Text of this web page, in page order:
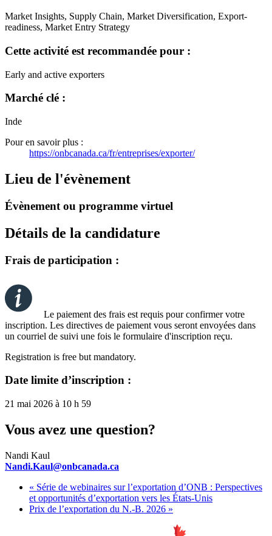
Market Insights, Supply Chain, Market Diversification, Export-
readiness, Market Entry Strategy
Cette activité est recommandée pour :
Early and active exporters
Marché clé :
Inde
Pour en savoir plus :
https://onbcanada.ca/fr/entreprises/exporter/
Lieu de l'évènement
Évènement ou programme virtuel
Détails de la candidature
Frais de participation :
Le paiement des frais est requis pour confirmer votre
inscription. Les directives de paiement vous seront envoyées dans
un courriel de suivi une fois le formulaire d'inscription reçu.
Registration is free but mandatory.
Date limite d’inscription :
21 mai 2026 à 10 h 59
Vous avez une question?
Nandi Kaul
Nandi.Kaul@onbcanada.ca
« Série de webinaires sur l’exportation d’ONB : Perspectives
et opportunités d’exportation vers les États-Unis
Prix de l’exportation du N.-B. 2026 »